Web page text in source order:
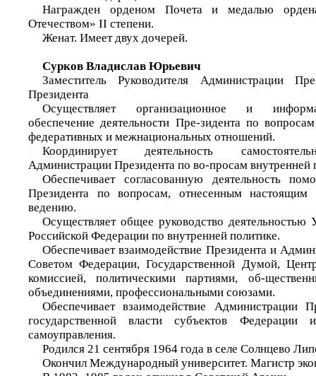
Награжден орденом Почета и медалью
Отечеством» II степени.
Женат. Имеет двух дочерей.
Сурков Владислав Юрьевич
Заместитель Руководителя Администрации
Президента
Осуществляет организационное и
обеспечение деятельности Пре-зидента по
федеративных и межнациональных отношений.
Координирует деятельность
Администрации Президента по во-просам внутренней
Обеспечивает согласованную деятельность
Президента по вопросам, отнесенным
ведению.
Осуществляет общее руководство деятельностью
Российской Федерации по внутренней политике.
Обеспечивает взаимодействие Президента и
Советом Федерации, Государственной Думой,
комиссией, политическими партиями, об-
объединениями, профессиональными союзами.
Обеспечивает взаимодействие Администрации
государственной власти субъектов Федерации
самоуправления.
Родился 21 сентября 1964 года в селе Солнцево
Окончил Международный университет. Магистр